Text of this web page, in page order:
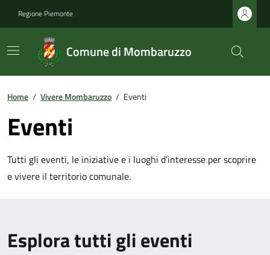
Regione Piemonte
Comune di Mombaruzzo
Home / Vivere Mombaruzzo / Eventi
Eventi
Tutti gli eventi, le iniziative e i luoghi d’interesse per scoprire
e vivere il territorio comunale.
Esplora tutti gli eventi